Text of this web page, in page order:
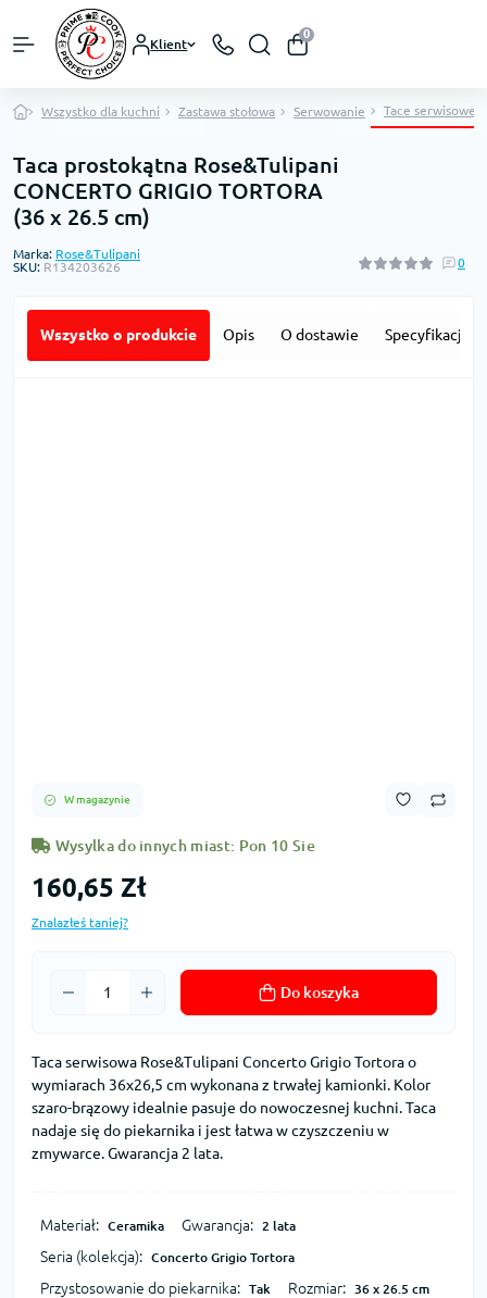
Klient
0
Wszystko dla kuchni Zastawa stołowa Serwowanie Tace serwisowe
Taca prostokątna Rose&Tulipani
CONCERTO GRIGIO TORTORA
(36 x 26.5 cm)
Marka: Rose&Tulipani
SKU: R134203626 0
Wszystko o produkcie Opis O dostawie Specyfikacja
W magazynie
Wysylka do innych miast: Pon 10 Sie
160,65 Zł
Znalazłeś taniej?
Do koszyka
Taca serwisowa Rose&Tulipani Concerto Grigio Tortora o
wymiarach 36x26,5 cm wykonana z trwałej kamionki. Kolor
szaro-brązowy idealnie pasuje do nowoczesnej kuchni. Taca
nadaje się do piekarnika i jest łatwa w czyszczeniu w
zmywarce. Gwarancja 2 lata.
Materiał: Ceramika Gwarancja: 2 lata
Seria (kolekcja): Concerto Grigio Tortora
Przystosowanie do piekarnika: Tak Rozmiar: 36 x 26.5 cm